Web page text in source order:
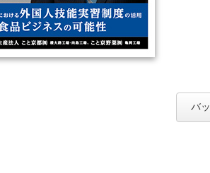
バ